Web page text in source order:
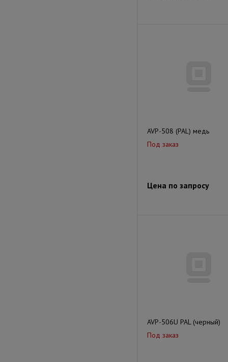
AVP-508 (PAL) медь
Под заказ
Цена по запросу
AVP-506U PAL (черный)
Под заказ